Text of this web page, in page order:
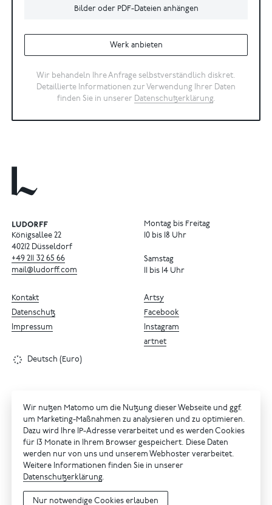
Bilder oder PDF-Dateien anhängen
Werk anbieten
Wir behandeln Ihre Anfrage selbstverständlich diskret.
Detaillierte Informationen zur Verwendung Ihrer Daten
finden Sie in unserer Datenschutzerklärung.
Königsallee 22
40212 Düsseldorf
+49 211 32 65 66
mail@ludorff.com
Montag bis Freitag
10 bis 18 Uhr
Samstag
11 bis 14 Uhr
Artsy
Facebook
Instagram
artnet
Kontakt
Datenschutz
Impressum
Deutsch (Euro)
Wir nutzen Matomo um die Nutzung dieser Webseite und ggf.
um Marketing-Maßnahmen zu analysieren und zu optimieren.
Dazu wird Ihre IP-Adresse verarbeitet und es werden Cookies
für 13 Monate in Ihrem Browser gespeichert. Diese Daten
werden nur von uns und unserem Webhoster verarbeitet.
Weitere Informationen finden Sie in unserer
Datenschutzerklärung.
Nur notwendige Cookies erlauben